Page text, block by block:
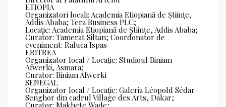
ETIOPIA
Organizatori locali: Academia Etiopiană de Științe,
Addis Ababa; Tera Business PLC;
Locație: Academia Etiopiană de Științe, Addis Ababa;
Curator: Tamerat Siltan; Coordonator de
eveniment: Raluca Ispas
ERITREA
Organizator local / Locație: Studioul Biniam
Afwerki, Asmara;
Curator: Biniam Afwerki
SENEGAL
Organizator local / Locație: Galeria Léopold Sédar
Senghor din cadrul Village des Arts, Dakar;